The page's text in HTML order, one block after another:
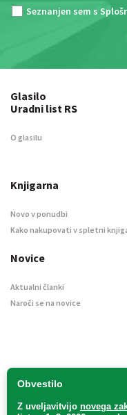
Seznanjen sem s
Obvestilo
Z uveljavitvijo novega
Glasilo
Uradni list RS
O glasilu
Knjigarna
Novo v ponudbi
Kako nakupovati v spletni
Novice
Aktualni članki
Naroči se na novice